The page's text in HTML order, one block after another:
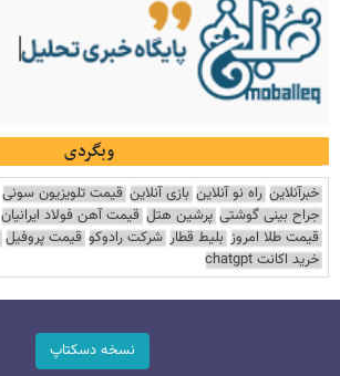
وبگردی
خبرآنلاین راه نو آنلاین بازی آنلاین قیمت تلویزیون سونی
جراح بینی گوشتی پرشین هتل قیمت آهن فولاد ایرانیان
قیمت طلا امروز بلیط قطار شرکت رادوکو قیمت پروفیل
خرید اکانت chatgpt
نسخه دسکتاپ